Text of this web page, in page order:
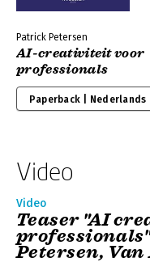
Patrick Petersen
AI-creativiteit voor
professionals
Paperback | Nederlands
Video
Video
Teaser "AI
Petersen,